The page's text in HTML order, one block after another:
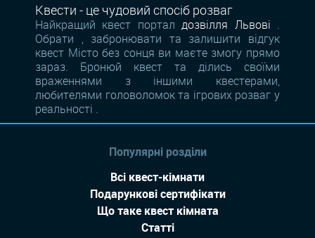
Квести - це чудовий спосіб розваг
Найкращий квест порталдозвілля Львові .
Обрати , забронювати та залишити відгук
квест Місто без сонця ви маєте змогу прямо
зараз. Бронюй квест та ділись своїми
враженнями з іншими квестерами,
любителями головоломок та ігрових розваг у
реальності .
Популярні розділи
Всі квест-кімнати
Подарункові сертифікати
Що таке квест кімната
Статті